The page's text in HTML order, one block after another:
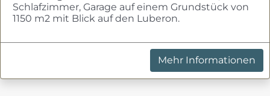
Schlafzimmer, Garage auf einem Grundstück von
1150 m2 mit Blick auf den Luberon.
Mehr Informationen